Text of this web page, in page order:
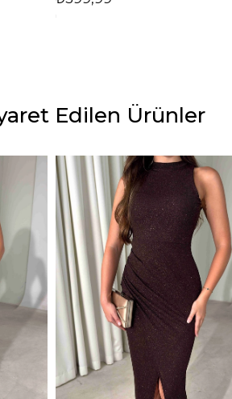
Edilen Ürünler